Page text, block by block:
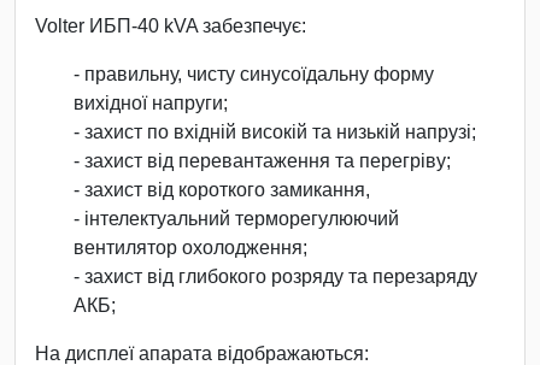
Volter ИБП-40 kVA забезпечує:
- правильну, чисту синусоїдальну форму
вихідної напруги;
- захист по вхідній високій та низькій напрузі;
- захист від перевантаження та перегріву;
- захист від короткого замикання,
- інтелектуальний терморегулюючий
вентилятор охолодження;
- захист від глибокого розряду та перезаряду
АКБ;
На дисплеї апарата відображаються: